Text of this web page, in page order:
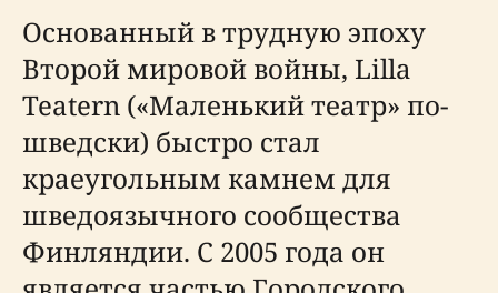
Основанный в трудную эпоху
Второй мировой войны, Lilla
Teatern («Маленький театр» по-
шведски) быстро стал
краеугольным камнем для
шведоязычного сообщества
Финляндии. С 2005 года он